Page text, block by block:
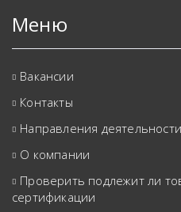
Меню
Вакансии
Контакты
Направления
О компании
Проверить подлежит ли
сертификации